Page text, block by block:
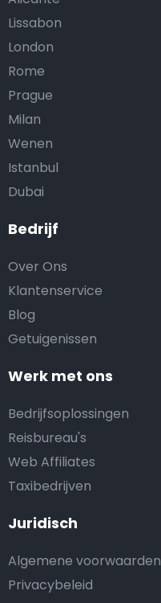
Bedrijf
Over Ons
Klantenservice
Blog
Getuigenissen
Werk met ons
Bedrijfsoplossingen
Reisbureau's
Web Affiliates
Taxibedrijven
Juridisch
Algemene voorwaarden
Privacybeleid
Lissabon
London
Rome
Prague
Milan
Wenen
Istanbul
Dubai